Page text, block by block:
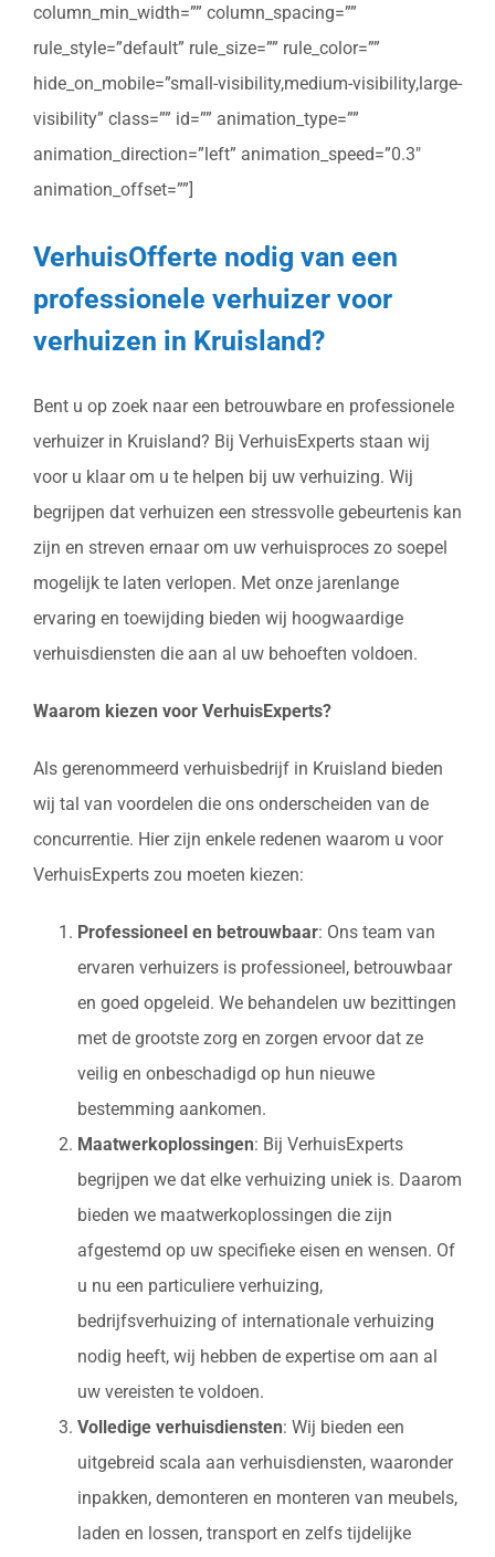
column_min_width=”” column_spacing=””
rule_style=”default” rule_size=”” rule_color=””
hide_on_mobile=”small-visibility,medium-visibility,large-
visibility” class=”” id=”” animation_type=””
animation_direction=”left” animation_speed=”0.3″
animation_offset=””]
VerhuisOfferte nodig van een
professionele verhuizer voor
verhuizen in Kruisland?
Bent u op zoek naar een betrouwbare en professionele
verhuizer in Kruisland? Bij VerhuisExperts staan wij
voor u klaar om u te helpen bij uw verhuizing. Wij
begrijpen dat verhuizen een stressvolle gebeurtenis kan
zijn en streven ernaar om uw verhuisproces zo soepel
mogelijk te laten verlopen. Met onze jarenlange
ervaring en toewijding bieden wij hoogwaardige
verhuisdiensten die aan al uw behoeften voldoen.
Waarom kiezen voor VerhuisExperts?
Als gerenommeerd verhuisbedrijf in Kruisland bieden
wij tal van voordelen die ons onderscheiden van de
concurrentie. Hier zijn enkele redenen waarom u voor
VerhuisExperts zou moeten kiezen:
Professioneel en betrouwbaar: Ons team van
ervaren verhuizers is professioneel, betrouwbaar
en goed opgeleid. We behandelen uw bezittingen
met de grootste zorg en zorgen ervoor dat ze
veilig en onbeschadigd op hun nieuwe
bestemming aankomen.
Maatwerkoplossingen: Bij VerhuisExperts
begrijpen we dat elke verhuizing uniek is. Daarom
bieden we maatwerkoplossingen die zijn
afgestemd op uw specifieke eisen en wensen. Of
u nu een particuliere verhuizing,
bedrijfsverhuizing of internationale verhuizing
nodig heeft, wij hebben de expertise om aan al
uw vereisten te voldoen.
Volledige verhuisdiensten: Wij bieden een
uitgebreid scala aan verhuisdiensten, waaronder
inpakken, demonteren en monteren van meubels,
laden en lossen, transport en zelfs tijdelijke